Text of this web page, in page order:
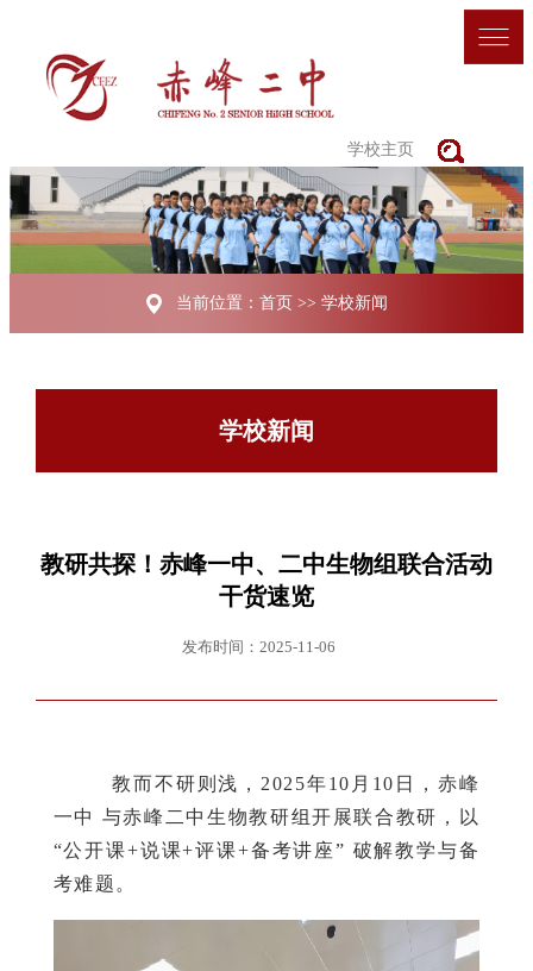
学校主页
当前位置： 首页 >> 学校新闻
学校新闻
教研共探！赤峰一中、二中生物组联合活动
干货速览
发布时间：2025-11-06
教而不研则浅，2025年10月10日，赤峰
一中 与赤峰二中生物教研组开展联合教研，以
“公开课+说课+评课+备考讲座” 破解教学与备
考难题。